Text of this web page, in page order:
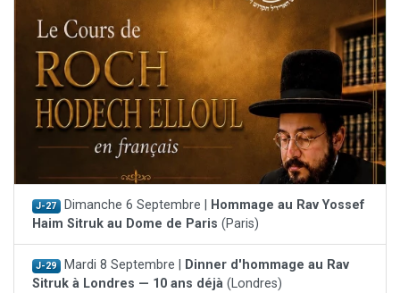
J-27 Dimanche 6 Septembre |
Hommage au Rav Yossef
Haim Sitruk au Dome de Paris (Paris)
J-29 Mardi 8 Septembre |
Dinner d'hommage au Rav
Sitruk à Londres — 10 ans déjà (Londres)